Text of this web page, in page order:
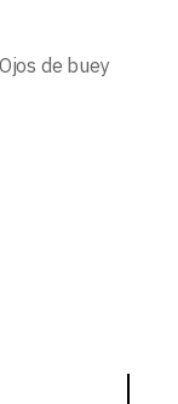
Ojos de buey